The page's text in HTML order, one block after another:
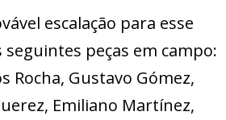
escalação para esse
seguintes peças em campo:
Rocha, Gustavo Gómez,
Emiliano Martínez,